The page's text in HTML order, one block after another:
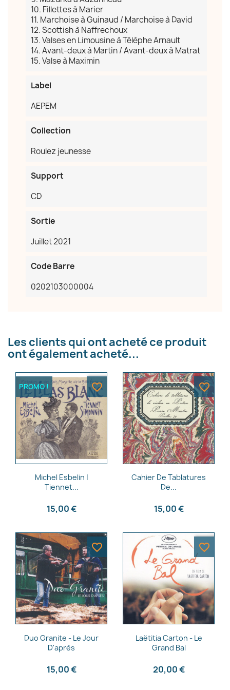
10. Fillettes à Marier
11. Marchoise à Guinaud / Marchoise à David
12. Scottish à Naffrechoux
13. Valses en Limousine à Télèphe Arnault
14. Avant-deux à Martin / Avant-deux à Matrat
15. Valse à Maximin
Label
AEPEM
Collection
Roulez jeunesse
Support
CD
Sortie
Juillet 2021
Code Barre
0202103000004
Les clients qui ont acheté ce produit
ont également acheté...
Aperçu rapide
Michel Esbelin |
Tiennet...
15,00 €
PROMO ! favorite_border
Aperçu rapide
Cahier De Tablatures
De...
15,00 €
favorite_border
Aperçu rapide
Duo Granite - Le Jour
D'après
15,00 €
favorite_border
Aperçu rapide
Laëtitia Carton - Le
Grand Bal
20,00 €
favorite_border
Créer une liste d'envies
Annuler